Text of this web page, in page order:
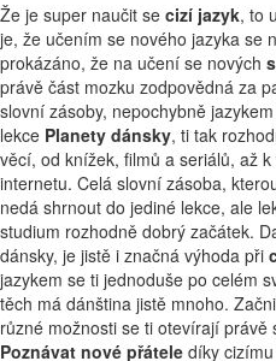
Že je super naučit se cizí jazyk, to
je, že učením se nového jazyka se
prokázáno, že na učení se nových
právě část mozku zodpovědná za
slovní zásoby, nepochybně
lekce Planety dánsky, ti tak
věcí, od knížek, filmů a seriálů, až
internetu. Celá slovní zásoba,
nedá shrnout do jediné lekce, ale
studium rozhodně dobrý začátek.
dánsky, je jistě i značná výhoda při
jazykem se ti jednoduše po celém
těch má dánština jistě mnoho.
různé možnosti se ti otevírají právě
Poznávat nové přátele díky